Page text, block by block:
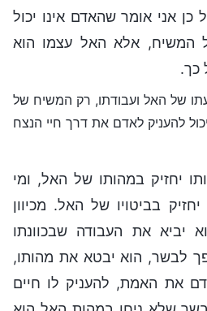
כן אני אומר שהאדם אינו יכול
המשיח, אלא האל עצמו הוא
כך.
של האל ועבודתו, רק המשיח של
להעניק לאדם את דרך חיי הנצח
יחזיק במהותו של האל, ומי
בביטויו של האל. מכיוון
יביא את העבודה שבכוונתו
לבשר, הוא יבטא את מהותו,
את האמת, להעניק לו חיים